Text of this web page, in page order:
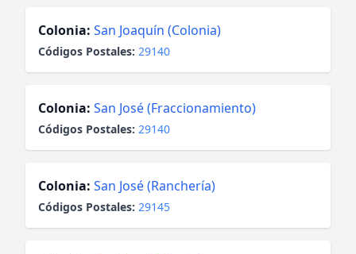
Colonia: San Joaquín (Colonia)
Códigos Postales: 29140
Colonia: San José (Fraccionamiento)
Códigos Postales: 29140
Colonia: San José (Ranchería)
Códigos Postales: 29145